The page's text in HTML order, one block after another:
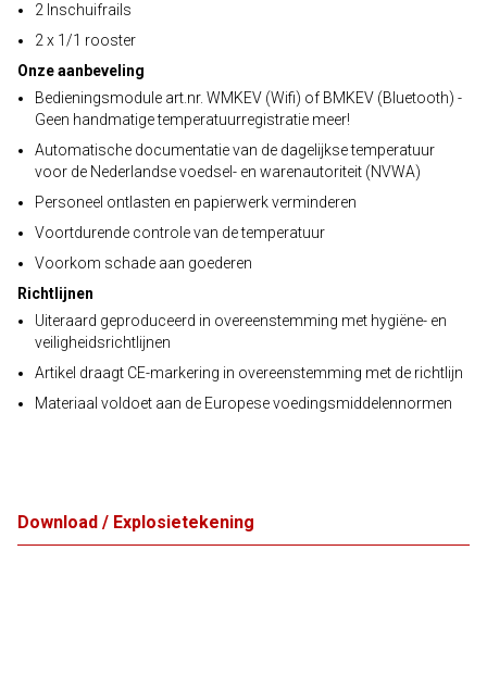
2 Inschuifrails
2 x 1/1 rooster
Onze aanbeveling
Bedieningsmodule art.nr. WMKEV (Wifi) of BMKEV (Bluetooth) -
Geen handmatige temperatuurregistratie meer!
Automatische documentatie van de dagelijkse temperatuur
voor de Nederlandse voedsel- en warenautoriteit (NVWA)
Personeel ontlasten en papierwerk verminderen
Voortdurende controle van de temperatuur
Voorkom schade aan goederen
Richtlijnen
Uiteraard geproduceerd in overeenstemming met hygiëne- en
veiligheidsrichtlijnen
Artikel draagt CE-markering in overeenstemming met de richtlijn
Materiaal voldoet aan de Europese voedingsmiddelennormen
Download / Explosietekening